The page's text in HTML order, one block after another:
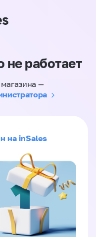
не работает
—
на inSales